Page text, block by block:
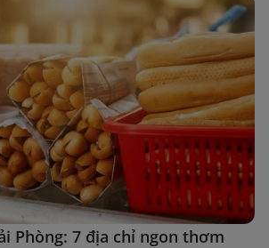
Phòng: 7 địa chỉ ngon thơm